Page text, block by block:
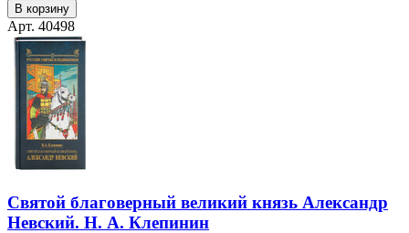
В корзину
Арт. 40498
Святой благоверный великий князь Александр
Невский. Н. А. Клепинин